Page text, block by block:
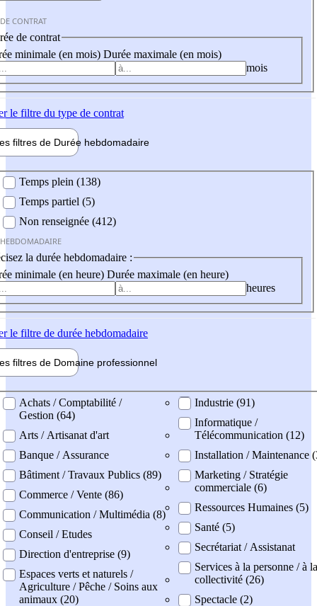
CONTRAT
de contrat
minimale (en mois) Durée maximale (en mois)
mois
le filtre du type de contrat
filtres de Durée hebdomadaire
Temps plein (138)
Temps partiel (5)
Non renseignée (412)
la durée hebdomadaire :
minimale (en heure) Durée maximale (en heure)
heures
le filtre de durée hebdomadaire
filtres de Domaine professionnel
professionel
Achats / Comptabilité /
Gestion (64)
Arts / Artisanat d'art
Banque / Assurance
Bâtiment / Travaux Publics (89)
Commerce / Vente (86)
Communication / Multimédia (8)
Conseil / Etudes
Direction d'entreprise (9)
Espaces verts et naturels /
Agriculture / Pêche / Soins aux
animaux (20)
Industrie (91)
Informatique /
Télécommunication (12)
Installation / Maintenance
Marketing / Stratégie
commerciale (6)
Ressources Humaines (5)
Santé (5)
Secrétariat / Assistanat
Services à la personne / à la
collectivité (26)
Spectacle (2)